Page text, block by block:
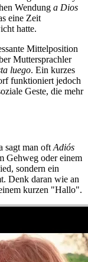
Wendung a Dios
eine Zeit
hatte.
Mittelposition
Muttersprachler
luego. Ein kurzes
funktioniert jedoch
Geste, die mehr
sagt man oft Adiós
Gehweg oder einem
sondern ein
Denk daran wie an
kurzen "Hallo".